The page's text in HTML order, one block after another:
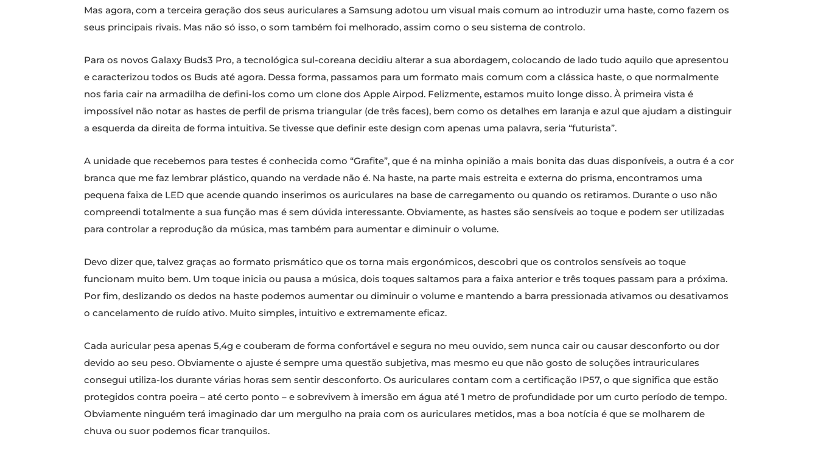
Mas agora, com a terceira geração dos seus auriculares a Samsung adotou um visual mais comum ao introduzir uma haste, como fazem os
seus principais rivais. Mas não só isso, o som também foi melhorado, assim como o seu sistema de controlo.
Para os novos Galaxy Buds3 Pro, a tecnológica sul-coreana decidiu alterar a sua abordagem, colocando de lado tudo aquilo que apresentou
e caracterizou todos os Buds até agora. Dessa forma, passamos para um formato mais comum com a clássica haste, o que normalmente
nos faria cair na armadilha de defini-los como um clone dos Apple Airpod. Felizmente, estamos muito longe disso. À primeira vista é
impossível não notar as hastes de perfil de prisma triangular (de três faces), bem como os detalhes em laranja e azul que ajudam a distinguir
a esquerda da direita de forma intuitiva. Se tivesse que definir este design com apenas uma palavra, seria “futurista”.
A unidade que recebemos para testes é conhecida como “Grafite”, que é na minha opinião a mais bonita das duas disponíveis, a outra é a cor
branca que me faz lembrar plástico, quando na verdade não é. Na haste, na parte mais estreita e externa do prisma, encontramos uma
pequena faixa de LED que acende quando inserimos os auriculares na base de carregamento ou quando os retiramos. Durante o uso não
compreendi totalmente a sua função mas é sem dúvida interessante. Obviamente, as hastes são sensíveis ao toque e podem ser utilizadas
para controlar a reprodução da música, mas também para aumentar e diminuir o volume.
Devo dizer que, talvez graças ao formato prismático que os torna mais ergonómicos, descobri que os controlos sensíveis ao toque
funcionam muito bem. Um toque inicia ou pausa a música, dois toques saltamos para a faixa anterior e três toques passam para a próxima.
Por fim, deslizando os dedos na haste podemos aumentar ou diminuir o volume e mantendo a barra pressionada ativamos ou desativamos
o cancelamento de ruído ativo. Muito simples, intuitivo e extremamente eficaz.
Cada auricular pesa apenas 5,4g e couberam de forma confortável e segura no meu ouvido, sem nunca cair ou causar desconforto ou dor
devido ao seu peso. Obviamente o ajuste é sempre uma questão subjetiva, mas mesmo eu que não gosto de soluções intrauriculares
consegui utiliza-los durante várias horas sem sentir desconforto. Os auriculares contam com a certificação IP57, o que significa que estão
protegidos contra poeira – até certo ponto – e sobrevivem à imersão em água até 1 metro de profundidade por um curto período de tempo.
Obviamente ninguém terá imaginado dar um mergulho na praia com os auriculares metidos, mas a boa notícia é que se molharem de
chuva ou suor podemos ficar tranquilos.